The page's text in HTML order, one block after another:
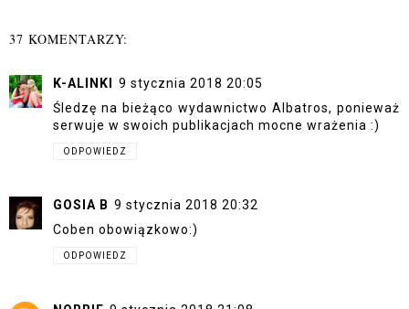
37 KOMENTARZY:
K-ALINKI 9 stycznia 2018 20:05
Śledzę na bieżąco wydawnictwo Albatros, ponieważ
serwuje w swoich publikacjach mocne wrażenia :)
ODPOWIEDZ
GOSIA B 9 stycznia 2018 20:32
Coben obowiązkowo:)
ODPOWIEDZ